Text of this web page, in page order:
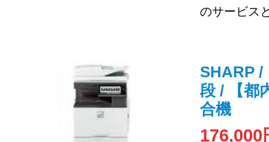
のサービス
SHARP /
段 / 【都
合機
176,000